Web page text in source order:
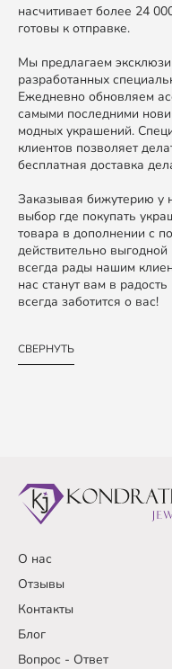
насчитивает более 24
готовы к отправке.
Мы предлагаем
разработанных
Ежедневно обновляем
самыми последними
модных украшений.
клиентов позволяет
бесплатная доставка
Заказывая бижутерию у
выбор где покупать
товара в дополнении с
действительно
всегда рады нашим
нас станут вам в
всегда заботится о вас!
СВЕРНУТЬ
О нас
Отзывы
Контакты
Блог
Вопрос - Ответ